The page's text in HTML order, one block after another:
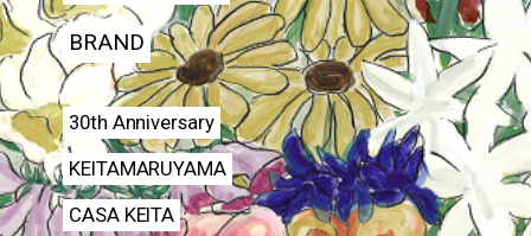
BRAND
30th Anniversary
KEITAMARUYAMA
CASA KEITA